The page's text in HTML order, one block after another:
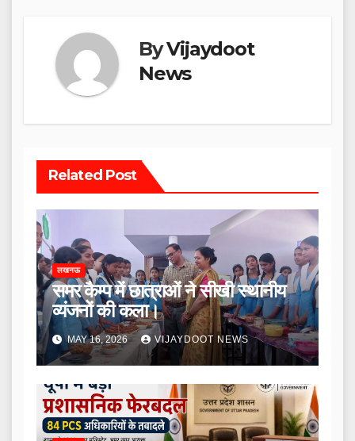
ByVijaydoot
News
Related Post
लखनऊ
समर कैम्प में छात्राओं ने सीखी स्थानीय
व्यंजनों की कला।
MAY 16, 2026 VIJAYDOOT NEWS